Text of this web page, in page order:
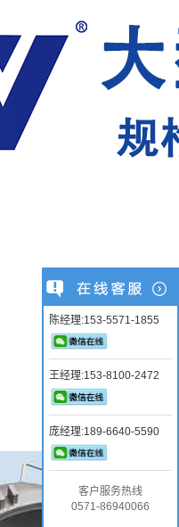
陈经理:153-5571-1855
王经理:153-8100-2472
庞经理:189-6640-5590
客户服务热线
0571-86940066